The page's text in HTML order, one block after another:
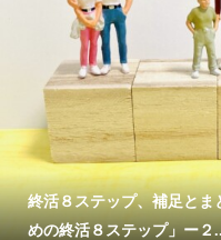
終活８ステップ、補足とま
めの終活８ステップ」ー２